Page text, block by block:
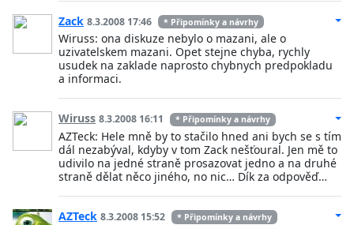
Zack 8.3.2008 17:46 * Připomínky a návrhy
Wiruss: ona diskuze nebylo o mazani, ale o
uzivatelskem mazani. Opet stejne chyba, rychly
usudek na zaklade naprosto chybnych predpokladu
a informaci.
Wiruss 8.3.2008 16:11 * Připomínky a návrhy
AZTeck: Hele mně by to stačilo hned ani bych se s tím
dál nezabýval, kdyby v tom Zack nešťoural. Jen mě to
udivilo na jedné straně prosazovat jedno a na druhé
straně dělat něco jiného, no nic… Dík za odpověď…
AZTeck 8.3.2008 15:52 * Připomínky a návrhy